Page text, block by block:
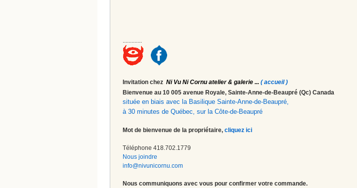
.............
Invitation chez Ni Vu Ni Cornu atelier & galerie ... ( accueil )
Bienvenue au 10 005 avenue Royale, Sainte-Anne-de-Beaupré (Qc) Canada
située en biais avec la Basilique Sainte-Anne-de-Beaupré,
à 30 minutes de Québec, sur la Côte-de-Beaupré
Mot de bienvenue de la propriétaire, cliquez ici
Téléphone 418.702.1779
Nous joindre
info@nivunicornu.com
Nous communiquons avec vous pour confirmer votre commande.